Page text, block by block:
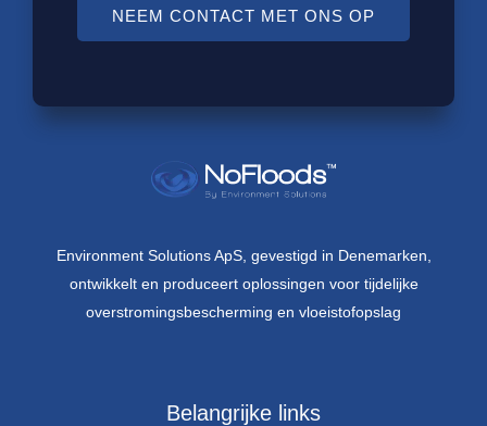
NEEM CONTACT MET ONS OP
Environment Solutions ApS, gevestigd in Denemarken,
ontwikkelt en produceert oplossingen voor tijdelijke
overstromingsbescherming en vloeistofopslag
Belangrijke links